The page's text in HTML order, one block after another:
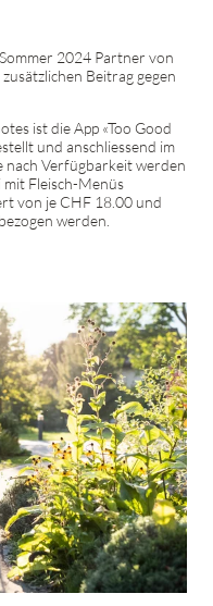
2024 Partner von
zusätzlichen Beitrag gegen
ist die App «Too Good
und anschliessend im
nach Verfügbarkeit werden
mit Fleisch-Menüs
von je CHF 18.00 und
werden.